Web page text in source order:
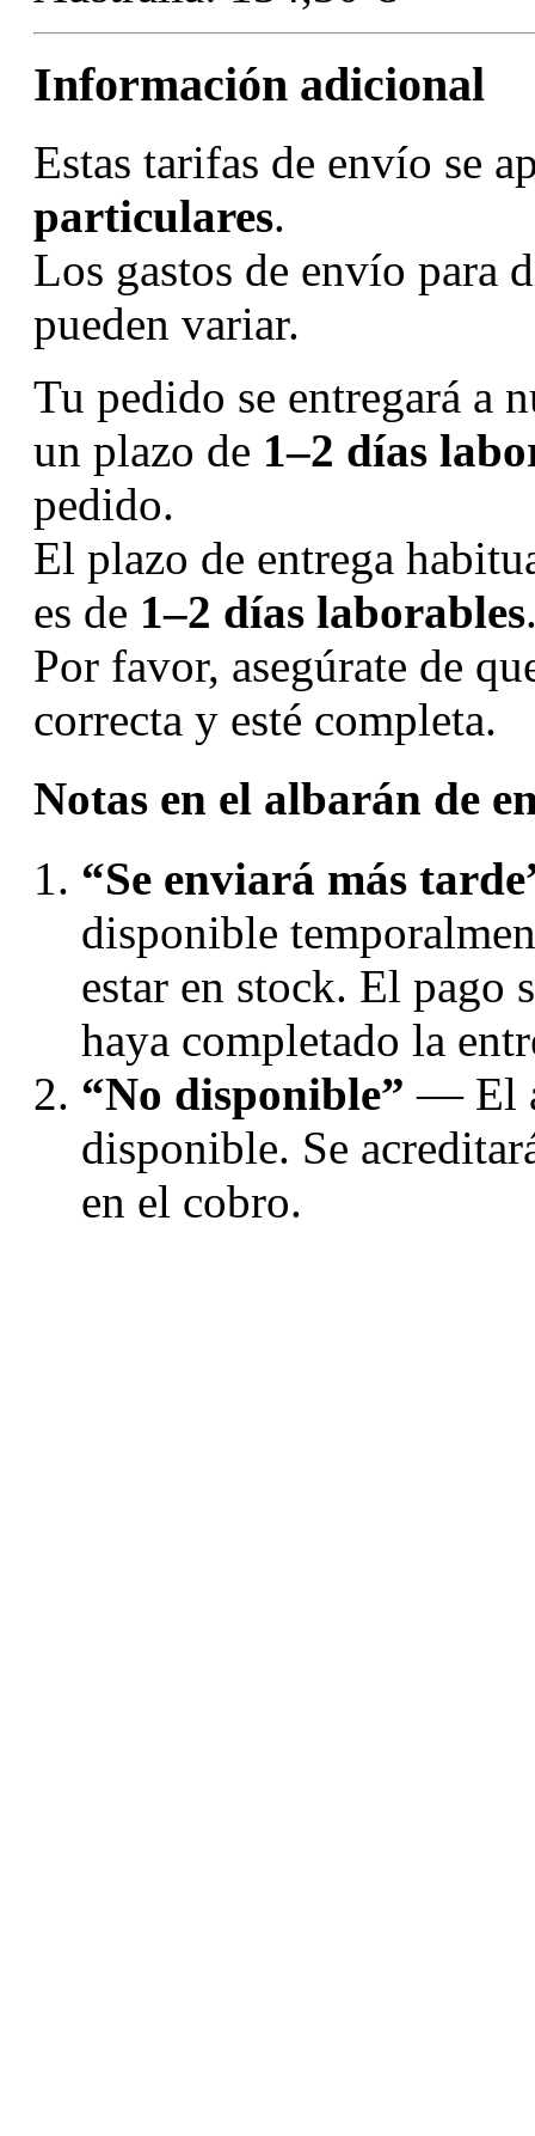
Información adicional
Estas tarifas de envío se
particulares.
Los gastos de envío para
pueden variar.
Tu pedido se entregará a
un plazo de 1–2 días
pedido.
El plazo de entrega
es de 1–2 días laborables
Por favor, asegúrate de
correcta y esté completa.
Notas en el albarán de
“Se enviará más
disponible
estar en stock. El pago
haya completado la
“No disponible” — El
disponible. Se
en el cobro.